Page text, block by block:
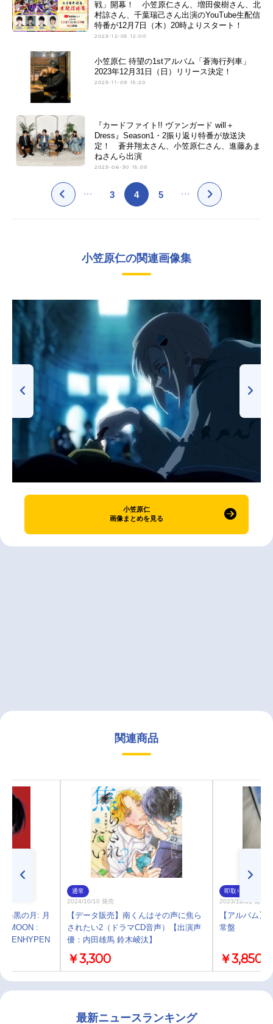
戦」開幕！ 小笠原仁さん、増田俊樹さん、北
村諒さん、千葉瑞己さん出演のYouTube生配信
特番が12月7日（木）20時よりスタート！
2023-12-05 12:00
小笠原仁 待望の1stアルバム「蒼海行列車」
2023年12月31日（日）リリース決定！
2023-11-09 15:20
『カードファイト!! ヴァンガード will＋
Dress』Season1・2振り返り特番が放送決
定！ 蒼井翔太さん、小笠原仁さん、進藤あま
ねさんら出演
2023-06-30 15:05
3 4 5
小笠原仁の関連画像集
小笠原仁
画像まとめを見る
関連商品
-黒の月: 月
MOON :
ENHYPEN
通常
2024/10/10 発売
【データ販売】南くんはその声に焦ら
されたい2（ドラマCD音声）【出演声
優：内田雄馬 鈴木崚汰】
￥3,300
即取り
2023/12/31 発売
【アルバム】
常盤
￥3,850
最新ニュースランキング